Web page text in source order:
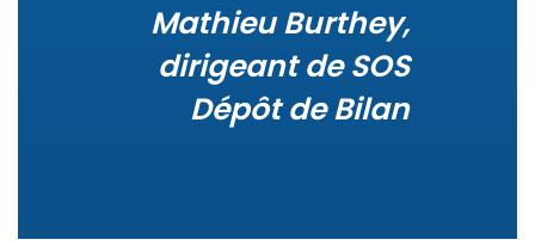
Mathieu Burthey,
dirigeant de SOS
Dépôt de Bilan